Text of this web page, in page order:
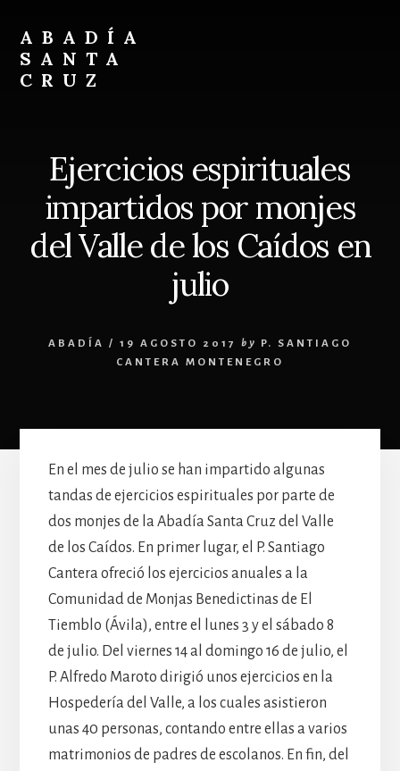
content
footer
ABADÍA
SANTA
CRUZ
Ejercicios espirituales
impartidos por monjes
del Valle de los Caídos en
julio
ABADÍA / 19 AGOSTO 2017 by
P. SANTIAGO
CANTERA MONTENEGRO
En el mes de julio se han impartido algunas
tandas de ejercicios espirituales por parte de
dos monjes de la Abadía Santa Cruz del Valle
de los Caídos. En primer lugar, el P. Santiago
Cantera ofreció los ejercicios anuales a la
Comunidad de Monjas Benedictinas de El
Tiemblo (Ávila), entre el lunes 3 y el sábado 8
de julio. Del viernes 14 al domingo 16 de julio, el
P. Alfredo Maroto dirigió unos ejercicios en la
Hospedería del Valle, a los cuales asistieron
unas 40 personas, contando entre ellas a varios
matrimonios de padres de escolanos. En fin, del